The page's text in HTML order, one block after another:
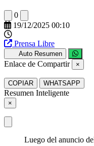
0
19/12/2025 00:10
Prensa Libre
Auto Resumen
Enlace de Compartir ×
COPIAR WHATSAPP
Resumen Inteligente
×
Luego del anuncio